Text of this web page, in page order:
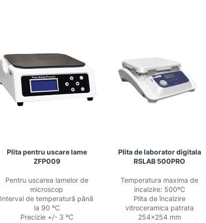
Plita pentru uscare lame
ZFP009
Pentru uscarea lamelor de
microscop
Interval de temperatură până
la 90 ºC
Precizie +/- 3 ºC
Plita de laborator digitala
RSLAB 500PRO
Temperatura maxima de
incalzire: 500ºC
Plita de încalzire
vitroceramica patrata
254×254 mm